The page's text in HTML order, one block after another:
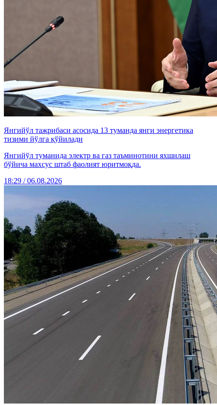
Янгийўл тажрибаси асосида 13 туманда янги энергетика
тизими йўлга қўйилади
Янгийўл туманида электр ва газ таъминотини яхшилаш
бўйича махсус штаб фаолият юритмоқда.
18:29 / 06.08.2026